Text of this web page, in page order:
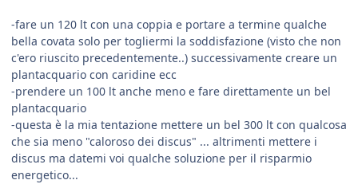
-fare un 120 lt con una coppia e portare a termine qualche
bella covata solo per togliermi la soddisfazione (visto che non
c'ero riuscito precedentemente..) successivamente creare un
plantacquario con caridine ecc
-prendere un 100 lt anche meno e fare direttamente un bel
plantacquario
-questa è la mia tentazione mettere un bel 300 lt con qualcosa
che sia meno "caloroso dei discus" ... altrimenti mettere i
discus ma datemi voi qualche soluzione per il risparmio
energetico...